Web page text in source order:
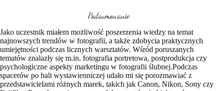
Podsumowanie
Jako uczestnik miałem możliwość poszerzenia wiedzy na temat
najnowszych trendów w fotografii, a także zdobycia praktycznych
umiejętności podczas licznych warsztatów. Wśród poruszanych
tematów znalazły się m.in. fotografia portretowa, postprodukcja czy
psychologiczne aspekty marketingu w fotografii ślubnej.Podczas
spacerów po hali wystawienniczej udało mi się porozmawiać z
przedstawicielami różnych marek, takich jak Canon, Nikon, Sony czy